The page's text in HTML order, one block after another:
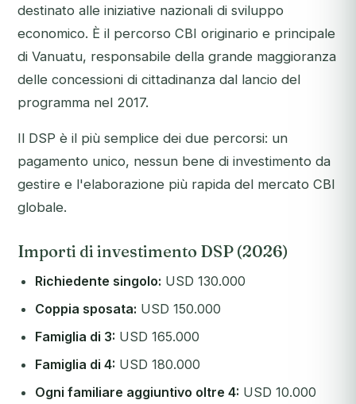
destinato alle iniziative nazionali di sviluppo
economico. È il percorso CBI originario e principale
di Vanuatu, responsabile della grande maggioranza
delle concessioni di cittadinanza dal lancio del
programma nel 2017.
Il DSP è il più semplice dei due percorsi: un
pagamento unico, nessun bene di investimento da
gestire e l'elaborazione più rapida del mercato CBI
globale.
Importi di investimento DSP (2026)
Richiedente singolo: USD 130.000
Coppia sposata: USD 150.000
Famiglia di 3: USD 165.000
Famiglia di 4: USD 180.000
Ogni familiare aggiuntivo oltre 4: USD 10.000